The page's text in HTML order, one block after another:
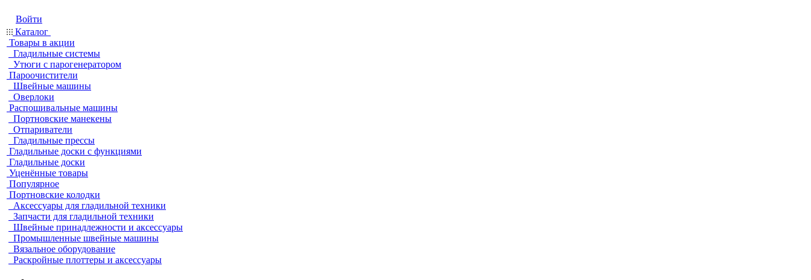
Войти
Каталог
Товары в акции
Гладильные системы
Утюги с парогенератором
Пароочистители
Швейные машины
Оверлоки
Распошивальные машины
Портновские манекены
Отпариватели
Гладильные прессы
Гладильные доски с функциями
Гладильные доски
Уценённые товары
Популярное
Портновские колодки
Аксессуары для гладильной техники
Запчасти для гладильной техники
Швейные принадлежности и аксессуары
Промышленные швейные машины
Вязальное оборудование
Раскройные плоттеры и аксессуары